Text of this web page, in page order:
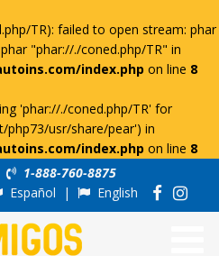
TR): failed to open stream: phar
"phar://./coned.php/TR" in
index.php on line 8
'phar://./coned.php/TR' for
php73/usr/share/pear') in
index.php on line 8
1-888-760-8875
Español | English